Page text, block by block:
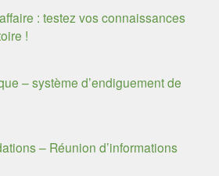
: testez vos connaissances
!
– système d’endiguement de
– Réunion d’informations